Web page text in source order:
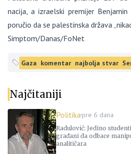
nacija, a izraelski premijer
poručio da se palestinska država
Simptom/Danas/FoNet
Gaza komentar najbolja stvar
Najčitaniji
Politikapre 6 dana
Radulović: Jedino
građani da odbace
analitičara